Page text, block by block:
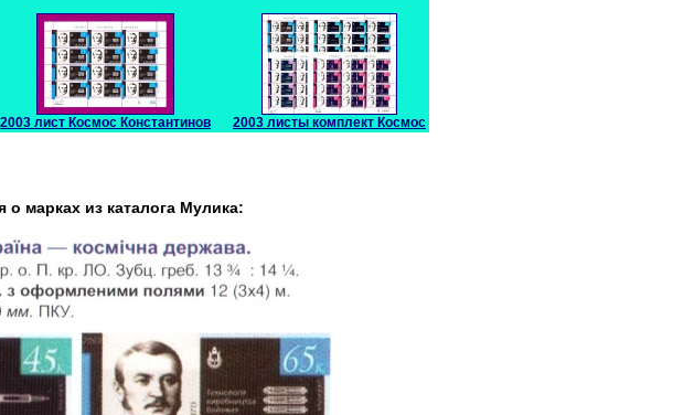
2003 лист Космос Константинов 2003 листы комплект Космос
о марках из каталога Мулика: